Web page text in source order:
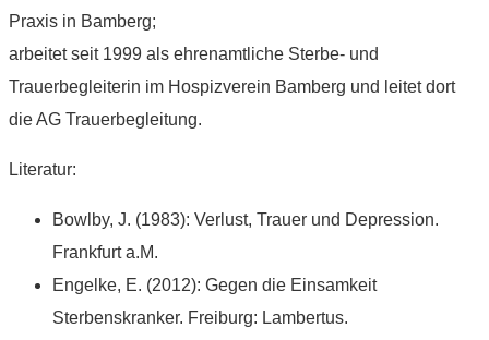
Praxis in Bamberg;
arbeitet seit 1999 als ehrenamtliche Sterbe- und
Trauerbegleiterin im Hospizverein Bamberg und leitet dort
die AG Trauerbegleitung.
Literatur:
Bowlby, J. (1983): Verlust, Trauer und Depression.
Frankfurt a.M.
Engelke, E. (2012): Gegen die Einsamkeit
Sterbenskranker. Freiburg: Lambertus.